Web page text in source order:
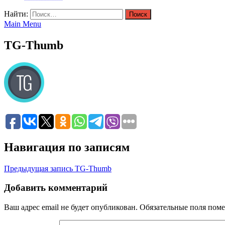
Найти:
Main Menu
TG-Thumb
Навигация по записям
Предыдущая запись TG-Thumb
Добавить комментарий
Ваш адрес email не будет опубликован. Обязательные поля